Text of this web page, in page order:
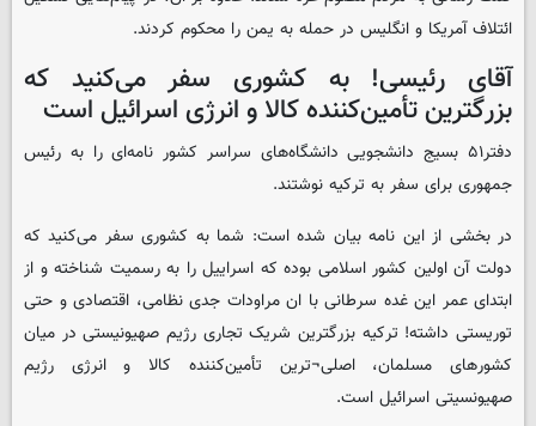
ائتلاف آمریکا و انگلیس در حمله به یمن را محکوم کردند.
آقای رئیسی! به کشوری سفر می‌کنید که
بزرگترین تأمین‌کننده کالا و انرژی اسرائیل است
دفتر۵۱ بسیج دانشجویی دانشگاه‌های سراسر کشور نامه‌ای را به رئیس
جمهوری برای سفر به ترکیه نوشتند.
در بخشی از این نامه بیان شده است: شما به کشوری سفر می‌کنید که
دولت آن اولین کشور اسلامی بوده که اسراییل را به رسمیت شناخته و از
ابتدای عمر این غده سرطانی با ان مراودات جدی نظامی، اقتصادی و حتی
توریستی داشته! ترکیه بزرگترین شریک تجاری رژیم صهیونیستی در میان
کشورهای مسلمان، اصلی¬ترین تأمین‌کننده کالا و انرژی رژیم
صهیونسیتی اسرائیل است.